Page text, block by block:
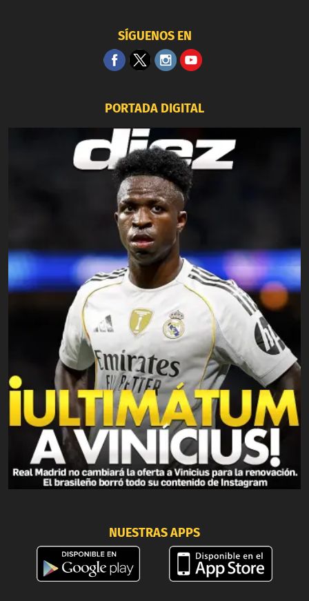
SÍGUENOS EN
PORTADA DIGITAL
NUESTRAS APPS